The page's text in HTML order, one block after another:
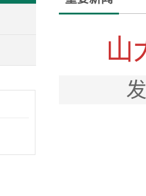
山